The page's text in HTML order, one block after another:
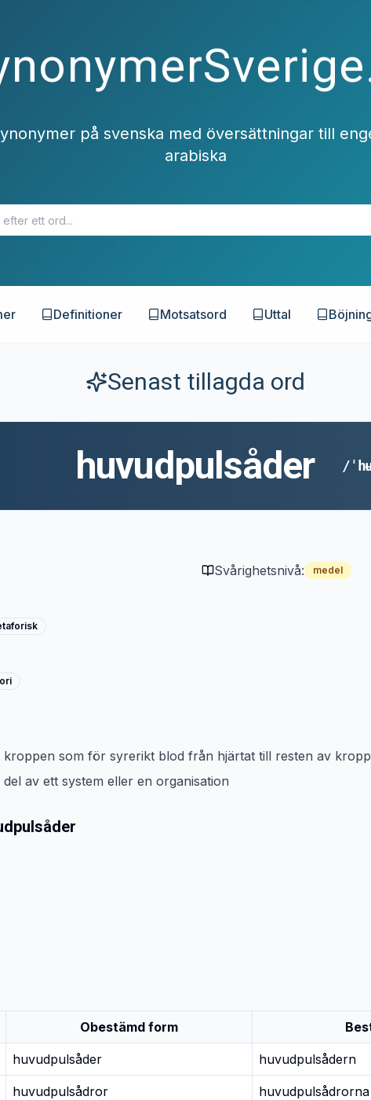
på svenska med översättningar till
arabiska
Definitioner Motsatsord Uttal
Senast tillagda ord
huvudpulsåder /
Svårighetsnivå: medel
kroppen som för syrerikt blod från hjärtat till resten av
av ett system eller en organisation
Obestämd form
huvudpulsåder huvudpulsådern
huvudpulsådror huvudpulsådrorna